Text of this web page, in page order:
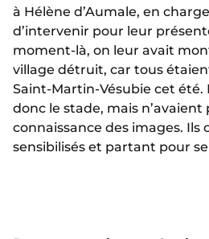
à Hélène d’Aumale, en
d’intervenir pour leur
moment-là, on leur avait
village détruit, car tous
Saint-Martin-Vésubie cet été.
donc le stade, mais n’avaient
connaissance des images. Ils
sensibilisés et partant pour